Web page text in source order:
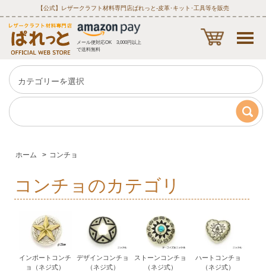
【公式】レザークラフト材料専門店ぱれっと‐皮革･キット･工具等を販売
メール便対応OK 3,000円以上
で送料無料
ホーム > コンチョ
コンチョのカテゴリ
インポートコンチ
ョ（ネジ式）
デザインコンチョ
（ネジ式）
ストーンコンチョ
（ネジ式）
ハートコンチョ
（ネジ式）